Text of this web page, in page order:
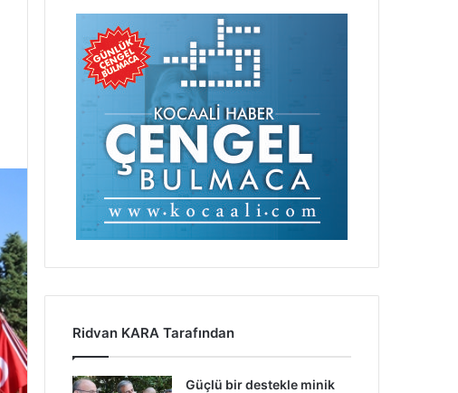
Ridvan KARA Tarafından
Güçlü bir destekle minik